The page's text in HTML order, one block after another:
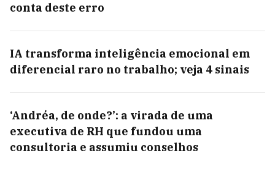
conta deste erro
IA transforma inteligência emocional em
diferencial raro no trabalho; veja 4 sinais
‘Andréa, de onde?’: a virada de uma
executiva de RH que fundou uma
consultoria e assumiu conselhos